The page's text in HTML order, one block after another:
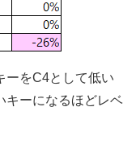
ーをC4として低い
キーになるほどレベ